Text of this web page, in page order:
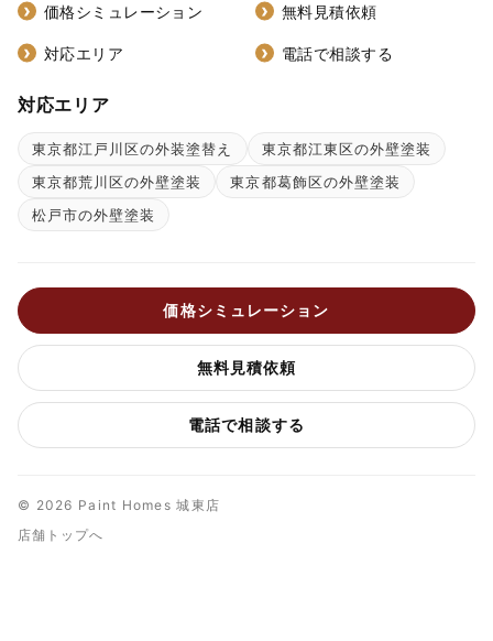
価格シミュレーション 無料見積依頼
対応エリア 電話で相談する
対応エリア
東京都江戸川区の外装塗替え
東京都江東区の外壁塗装
東京都荒川区の外壁塗装
東京都葛飾区の外壁塗装
松戸市の外壁塗装
価格シミュレーション
無料見積依頼
電話で相談する
© 2026 Paint Homes 城東店
店舗トップへ